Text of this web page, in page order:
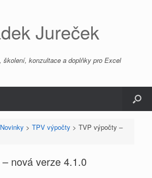
Jureček
školení, konzultace a doplňky pro Excel
Novinky > TPV výpočty > TVP výpočty –
nová verze 4.1.0